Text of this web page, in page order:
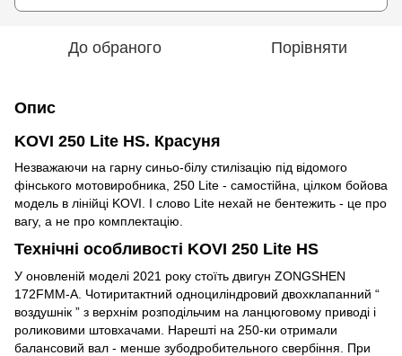
До обраного Порівняти
Опис
KOVI 250 Lite HS. Красуня
Незважаючи на гарну синьо-білу стилізацію під відомого
фінського мотовиробника, 250 Lite - самостійна, цілком бойова
модель в лінійці KOVI. І слово Lite нехай не бентежить - це про
вагу, а не про комплектацію.
Технічні особливості KOVI 250 Lite HS
У оновленій моделі 2021 року стоїть двигун ZONGSHEN
172FMM-A. Чотиритактний одноциліндровий двохклапанний “
воздушнік ” з верхнім розподільчим на ланцюговому приводі і
роликовими штовхачами. Нарешті на 250-ки отримали
балансовий вал - менше зубодробительного свербіння. При